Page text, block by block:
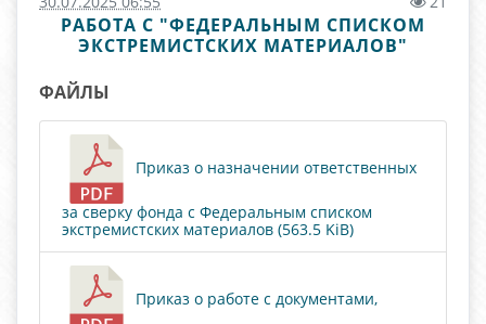
РАБОТА С "ФЕДЕРАЛЬНЫМ СПИСКОМ
ЭКСТРЕМИСТСКИХ МАТЕРИАЛОВ"
ФАЙЛЫ
Приказ о назначении ответственных
за сверку фонда с Федеральным списком
экстремистских материалов (563.5 KiB)
Приказ о работе с документами,